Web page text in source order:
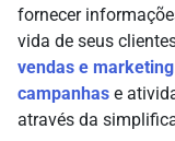
fornecer
vida de seus
vendas e
campanhas e
através da